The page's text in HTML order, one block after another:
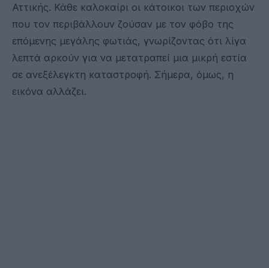
Αττικής. Κάθε καλοκαίρι οι κάτοικοι των περιοχών
που τον περιβάλλουν ζούσαν με τον φόβο της
επόμενης μεγάλης φωτιάς, γνωρίζοντας ότι λίγα
λεπτά αρκούν για να μετατραπεί μια μικρή εστία
σε ανεξέλεγκτη καταστροφή. Σήμερα, όμως, η
εικόνα αλλάζει.